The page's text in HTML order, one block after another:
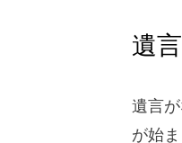
遺
遺言
が始